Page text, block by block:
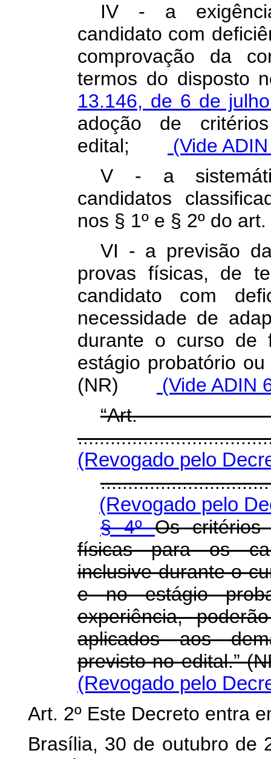
IV - a
candidato com
comprovação da
termos do disposto
13.146, de 6 de
adoção de
edital;
(Vide
V - a
candidatos
nos § 1º e § 2º do
VI - a previsão
provas físicas, de
candidato com
necessidade de
durante o curso de
estágio probatório
(NR)
(Vide ADIN
(Revogado pelo
(Revogado pelo
§ 4ºOs
físicas para os
inclusive durante o
e no estágio
experiência,
aplicados aos
previsto no
(Revogado pelo
Art. 2º Este Decreto entra
Brasília, 30 de outubro de